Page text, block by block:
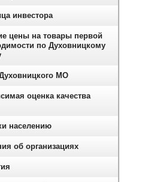
инвестора
цены на товары первой
по Духовницкому
МО
оценка качества
населению
об организациях